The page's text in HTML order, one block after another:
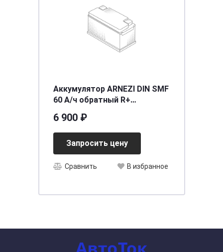
Аккумулятор ARNEZI DIN SMF
60 А/ч обратный R+
6 900 ₽
Запросить цену
Сравнить В избранное